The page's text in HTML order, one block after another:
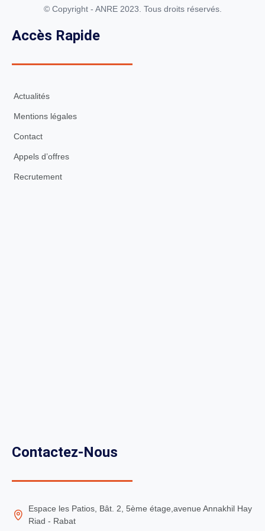
© Copyright - ANRE 2023. Tous droits réservés.
Accès Rapide
Actualités
Mentions légales
Contact
Appels d’offres
Recrutement
Contactez-Nous
Espace les Patios, Bât. 2, 5ème étage,avenue Annakhil Hay
Riad - Rabat